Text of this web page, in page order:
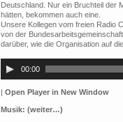
Deutschland. Nur ein Bruchteil der
hätten, bekommen auch eine.
Unsere Kollegen vom freien Radio
von der
darüber, wie die Organisation auf
00:00
| Open Player in New Window
Musik: (weiter…)